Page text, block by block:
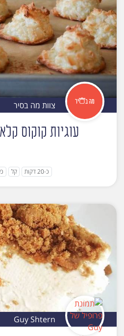
צוות מה בסיר
עוגיות קוקוס
כ-20 דקות קל
Guy Shtern